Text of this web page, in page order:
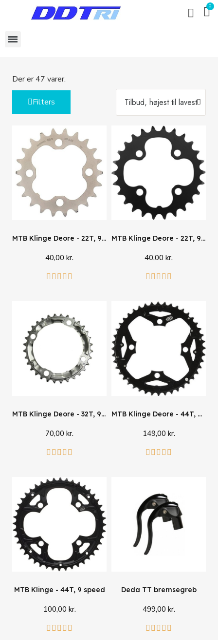
Der er 47 varer.
Filters
MTB Klinge Deore - 22T, 9 speed
40,00 kr.
    
MTB Klinge Deore - 22T, 9 speed
40,00 kr.
    
MTB Klinge Deore - 32T, 9 speed
70,00 kr.
    
MTB Klinge Deore - 44T, 9 speed
149,00 kr.
    
MTB Klinge - 44T, 9 speed
100,00 kr.
    
Deda TT bremsegreb
499,00 kr.
    